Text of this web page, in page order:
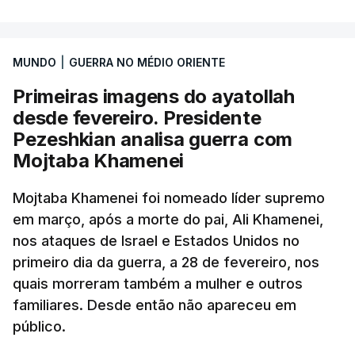
MUNDO GUERRA NO MÉDIO ORIENTE
Primeiras imagens do ayatollah
desde fevereiro. Presidente
Pezeshkian analisa guerra com
Mojtaba Khamenei
Mojtaba Khamenei foi nomeado líder supremo
em março, após a morte do pai, Ali Khamenei,
nos ataques de Israel e Estados Unidos no
primeiro dia da guerra, a 28 de fevereiro, nos
quais morreram também a mulher e outros
familiares. Desde então não apareceu em
público.